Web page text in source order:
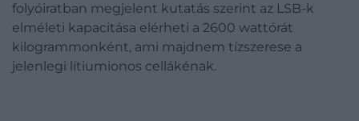
folyóiratban megjelent kutatás szerint az LSB-k
elméleti kapacitása elérheti a 2600 wattórát
kilogrammonként, ami majdnem tízszerese a
jelenlegi lítiumionos cellákénak.